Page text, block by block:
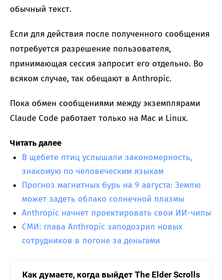
обычный текст.
Если для действия после полученного сообщения
потребуется разрешение пользователя,
принимающая сессия запросит его отдельно. Во
всяком случае, так обещают в Anthropic.
Пока обмен сообщениями между экземплярами
Claude Code работает только на Mac и Linux.
Читать далее
В щебете птиц услышали закономерность,
знакомую по человеческим языкам
Прогноз магнитных бурь на 9 августа: Землю
может задеть облако солнечной плазмы
Anthropic начнет проектировать свои ИИ-чипы
СМИ: глава Anthropic заподозрил новых
сотрудников в погоне за деньгами
Как думаете, когда выйдет The Elder Scrolls